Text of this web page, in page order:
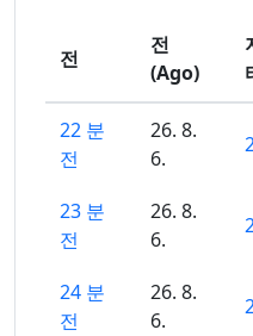
전
전
(Ago)
22 분
전
26. 8.
6.
23 분
전
26. 8.
6.
24 분
전
26. 8.
6.